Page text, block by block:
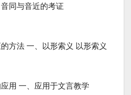
同与音近的考证
方法 一、以形索义 以形索义
用 一、应用于文言教学